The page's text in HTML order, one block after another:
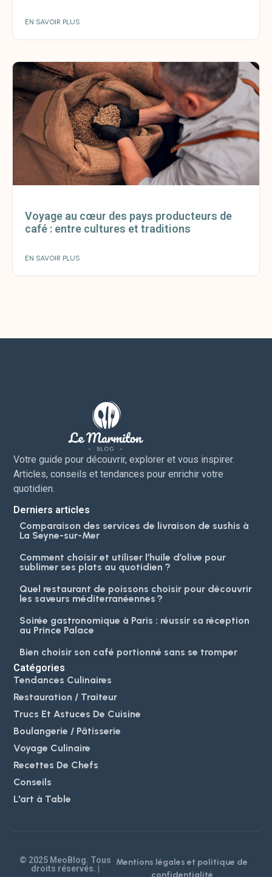
EN SAVOIR PLUS
Voyage au cœur des pays producteurs de
café : entre cultures et traditions
EN SAVOIR PLUS
Votre guide pour découvrir, explorer et vous inspirer.
Articles, conseils et tendances pour enrichir votre
quotidien.
Derniers articles
Comparaison des services de livraison de sushis à
La Seyne-sur-Mer
Comment choisir et utiliser l’huile d’olive pour
sublimer ses plats au quotidien ?
Quel restaurant de poissons choisir pour découvrir
les saveurs méditerranéennes ?
Soirée gastronomique à Paris : réussir sa réception
au Prince Palace
Bien choisir son café portionné sans se tromper
Catégories
Tendances Culinaires
Restauration / Traiteur
Trucs Et Astuces De Cuisine
Boulangerie / Pâtisserie
Voyage Culinaire
Recettes De Chefs
Conseils
L'art à Table
© 2025 MeoBlog. Tous
droits réservés. |
Mentions légales et politique de